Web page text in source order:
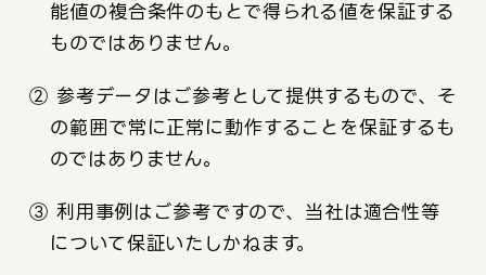
能値の複合条件のもとで得られる値を保証する
ものではありません。
② 参考データはご参考として提供するもので、そ
の範囲で常に正常に動作することを保証するも
のではありません。
③ 利用事例はご参考ですので、当社は適合性等
について保証いたしかねます。